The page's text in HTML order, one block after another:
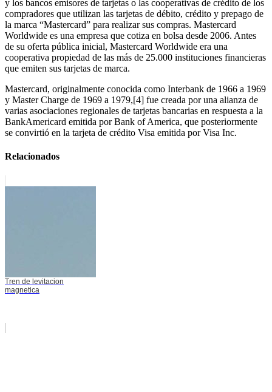
y los bancos emisores de tarjetas o las cooperativas de crédito de los
compradores que utilizan las tarjetas de débito, crédito y prepago de
la marca “Mastercard” para realizar sus compras. Mastercard
Worldwide es una empresa que cotiza en bolsa desde 2006. Antes
de su oferta pública inicial, Mastercard Worldwide era una
cooperativa propiedad de las más de 25.000 instituciones financieras
que emiten sus tarjetas de marca.
Mastercard, originalmente conocida como Interbank de 1966 a 1969
y Master Charge de 1969 a 1979,[4] fue creada por una alianza de
varias asociaciones regionales de tarjetas bancarias en respuesta a la
BankAmericard emitida por Bank of America, que posteriormente
se convirtió en la tarjeta de crédito Visa emitida por Visa Inc.
Relacionados
Tren de levitacion
magnetica